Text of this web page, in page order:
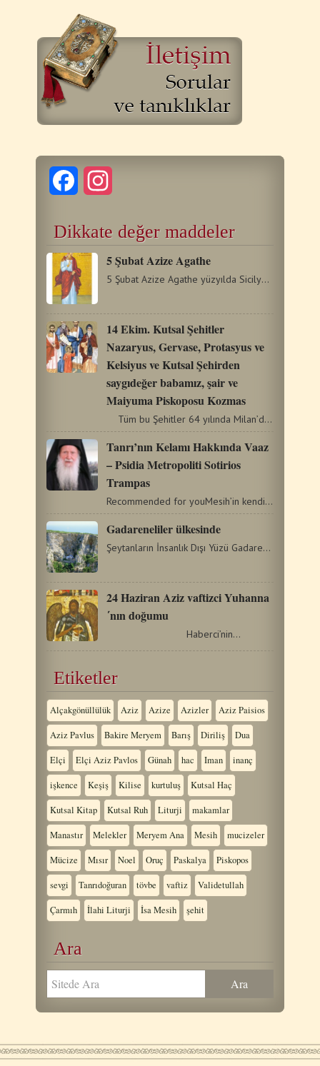
Facebook
Dikkate değer maddeler
5 Şubat Azize Agathe
5 Şubat Azize Agathe yüzyılda Sicilya’da doğdu; Zengin…
14 Ekim. Kutsal Şehitler
Nazaryus, Gervase, Protasyus ve
Kelsiyus ve Kutsal Şehirden
saygıdeğer babamız, şair ve
Maiyuma Piskoposu Kozmas
Tüm bu Şehitler 64 yılında Milan’da Nero yönetiminde…
Tanrı’nın Kelamı Hakkında Vaaz
– Psidia Metropoliti Sotirios
Trampas
Recommended for youMesih’in kendisini kurban etmesi ve insan…
Gadareneliler ülkesinde
Şeytanların İnsanlık Dışı Yüzü Gadareneliler ülkesindeki…
24 Haziran Aziz vaftizci Yuhanna
΄nın doğumu
Haberci’nin…
Etiketler
Alçakgönüllülük Aziz Azize Azizler Aziz Paisios
Aziz Pavlus Bakire Meryem Barış Diriliş Dua
Elçi Elçi Aziz Pavlos Günah hac Iman inanç
işkence Keşiş Kilise kurtuluş Kutsal Haç
Kutsal Kitap Kutsal Ruh Liturji makamlar
Manastır Melekler Meryem Ana Mesih mucizeler
Mücize Mısır Noel Oruç Paskalya Piskopos
sevgi Tanrıdoğuran tövbe vaftiz Validetullah
Çarmıh İlahi Liturji İsa Mesih şehit
Ara